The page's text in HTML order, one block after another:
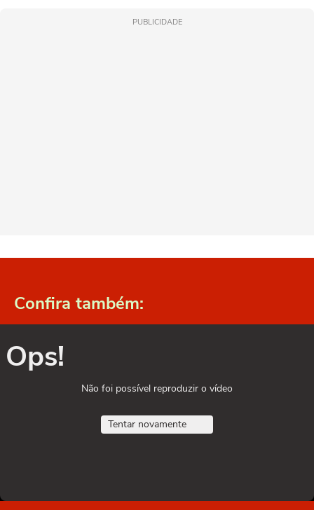
PUBLICIDADE
Confira também:
Ops!
Não foi possível reproduzir o vídeo
Tentar novamente